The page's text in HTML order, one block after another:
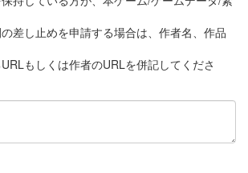
差し止めを申請する場合は、作者名、作品
もしくは作者のURLを併記してくださ